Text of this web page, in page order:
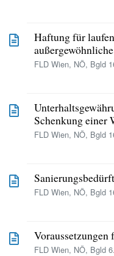
Haftung für
FLD Wien, NÖ, Bgld
Schenkung einer
FLD Wien, NÖ, Bgld
FLD Wien, NÖ, Bgld
FLD Wien, NÖ, Bgld